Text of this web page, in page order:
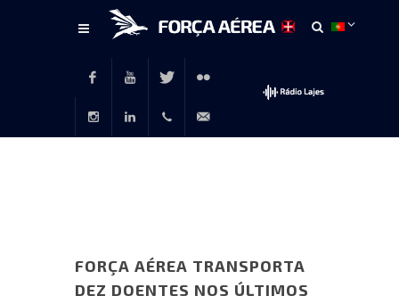
FacebookYoutubeTwitter Flickr
FORÇA AÉREA TRANSPORTA
DEZ DOENTES NOS ÚLTIMOS